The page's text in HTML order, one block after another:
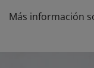
Más información